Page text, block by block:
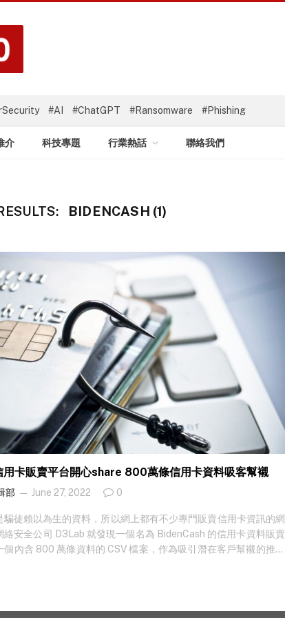
#AI #ChatGPT #Ransomware #Phishing
介 科技專題 行業熱話 聯絡我們
BIDENCASH (1)
用卡販賣平台開心share 800萬條信用卡資料吸客幫襯
部 June 27, 2022 0
騙徒賴以為生的資料，所以網上都有不少專門販賣信用卡資訊的網
絡安全公司 D3Lab 就發現一個名為 BidenCash 的信用卡資料販賣
個內含 800 萬條資料的 CSV 檔案，作為吸引潛在客戶幫襯的推廣